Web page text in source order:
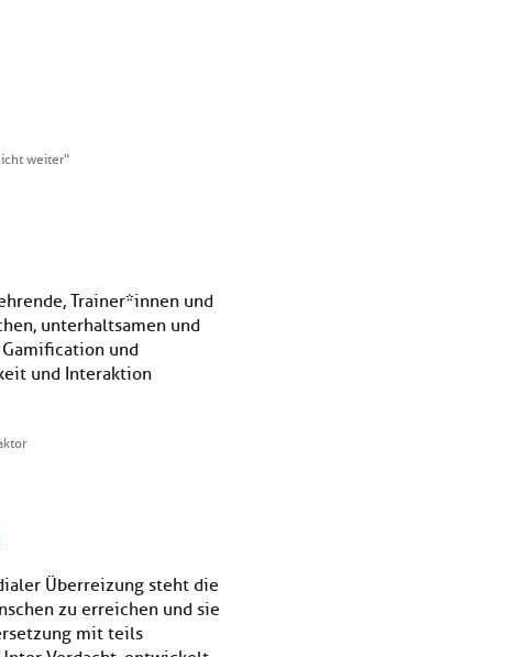
weiter“
Trainer*innen und
unterhaltsamen und
und
und Interaktion
Überreizung steht die
zu erreichen und sie
mit teils